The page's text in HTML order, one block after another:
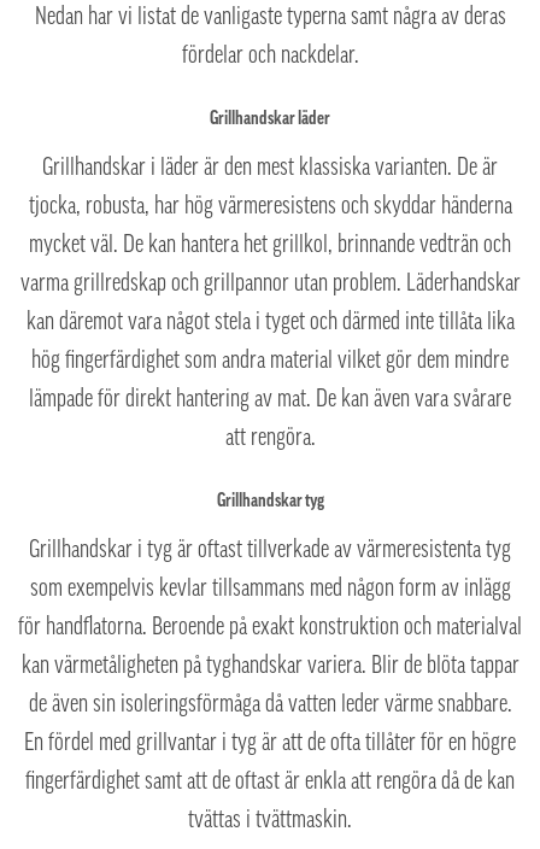
Nedan har vi listat de vanligaste typerna samt några av deras
fördelar och nackdelar.
Grillhandskar läder
Grillhandskar i läder är den mest klassiska varianten. De är
tjocka, robusta, har hög värmeresistens och skyddar händerna
mycket väl. De kan hantera het grillkol, brinnande vedträn och
varma grillredskap och grillpannor utan problem. Läderhandskar
kan däremot vara något stela i tyget och därmed inte tillåta lika
hög fingerfärdighet som andra material vilket gör dem mindre
lämpade för direkt hantering av mat. De kan även vara svårare
att rengöra.
Grillhandskar tyg
Grillhandskar i tyg är oftast tillverkade av värmeresistenta tyg
som exempelvis kevlar tillsammans med någon form av inlägg
för handflatorna. Beroende på exakt konstruktion och materialval
kan värmetåligheten på tyghandskar variera. Blir de blöta tappar
de även sin isoleringsförmåga då vatten leder värme snabbare.
En fördel med grillvantar i tyg är att de ofta tillåter för en högre
fingerfärdighet samt att de oftast är enkla att rengöra då de kan
tvättas i tvättmaskin.